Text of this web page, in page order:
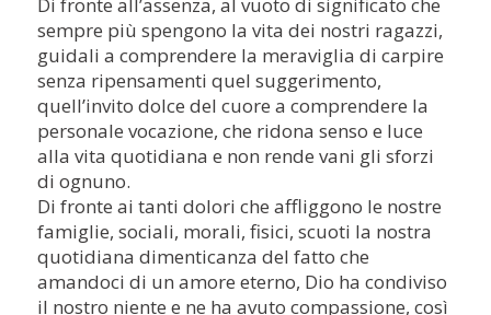
Di fronte all’assenza, al vuoto di significato che
sempre più spengono la vita dei nostri ragazzi,
guidali a comprendere la meraviglia di carpire
senza ripensamenti quel suggerimento,
quell’invito dolce del cuore a comprendere la
personale vocazione, che ridona senso e luce
alla vita quotidiana e non rende vani gli sforzi
di ognuno.
Di fronte ai tanti dolori che affliggono le nostre
famiglie, sociali, morali, fisici, scuoti la nostra
quotidiana dimenticanza del fatto che
amandoci di un amore eterno, Dio ha condiviso
il nostro niente e ne ha avuto compassione, così